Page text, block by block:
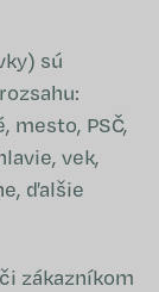
sú
mesto, PSČ,
vek,
ďalšie
zákazníkom